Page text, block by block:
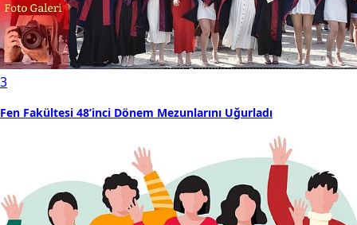
3
Fen Fakültesi 48’inci Dönem Mezunlarını Uğurladı